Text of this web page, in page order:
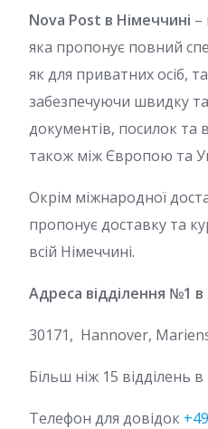
Nova Post в Німеччині –
яка пропонує повний
як для приватних осіб,
забезпечуючи швидку
документів, посилок та
також між Європою та
Окрім міжнародної
пропонує доставку та
всій Німеччині.
Адреса відділення №1 в
30171, Hannover,
Більш ніж 15 відділень в
Телефон для довідок